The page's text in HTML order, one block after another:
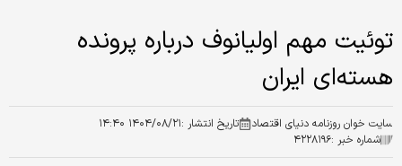
توئیت مهم اولیانوف درباره پرونده
هسته‌ای ایران
سایت خوان روزنامه دنیای اقتصاد تاریخ انتشار :۱۴۰۴/۰۸/۲۱ ۱۴:۴۰
شماره خبر :۴۲۲۸۱۹۶